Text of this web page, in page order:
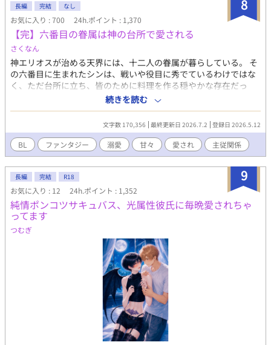
物語】 →強制・連続絶頂、潮吹き、甘々、ハッピーエンド 【九蓮
宝灯】 →鬼畜、イラマチオ、潮吹き、前立腺、連続絶頂、失神、
ハッピーエンド(多分) 【2憶4000万の男】 →焦らし、攻フェラ、
メンソール、強制・連続絶頂、前立腺、潮吹き、(洗脳？)、ハッ
ピーエンド？ 【スイングボーイズ】 →3P、攻フェラ、イラマチ
オ、喉イキ、前立腺、強制絶頂、潮吹き、呼吸管理、ハッピーエ
ンド 【物実の鏡】 →続編（冒険の書）、じれじれ後甘々、ストー
リーメイン、ハッピーエンド 【蓼食う虫も好き好き】 →催淫、連
続絶頂、潮吹き、素股、青姦、甘め、ハッピーエンド 【皇帝ペン
ギン】 →ほんのりハーレム、攻フェラ、前立腺、連続・強制絶
頂、潮吹き、溺愛鬼畜、ハッピーエンド 【開発事業は突然に】 →
視姦オナ、イラマチオ、結腸、メスイキ、前立腺、連続絶頂、強
制絶頂、鬼畜、ハッピーエンド 【部屋とワセリンと鋏】 →前立
腺、失神、強制・連続絶頂、巨根、結腸、溺愛鬼畜、ハッピーエ
ンド 【しょうがあるけどしょうがない】 →敬語攻、鬼畜、ビッチ
受、山芋、生姜(フィギング)、前立腺、強制・連続絶頂、ハッピ
ーエンド 【頭が痛いと言ってくれ！】 →催眠(脳イキ)、焦らし、
強制・連続絶頂、潮吹き、ハッピーエンド エロだけ欲しい方は*
マークを探してください。 プロットもなければ登場人物も全く考
えずに書き進める行き当たりばったり作品ばかりです。 容姿の描
写を省くことが多いのでお好みに合わせて妄想力を滾らせてくだ
さい。 導入が長いことが増えてきたので、開始時は1週間くらい
放置したらちょうどいいと思います。 ストーリーなんていらね
ぇ、ただエロが読みたいんだ。って時、覗いてやってください。
少しでも楽しんでいただけると幸いです。
8
長編 完結 なし
お気に入り : 700 24h.ポイント : 1,370
【完】六番目の眷属は神の台所で愛される
さくなん
神エリオスが治める天界には、十二人の眷属が暮らしている。 そ
の六番目に生まれたシンは、戦いや役目に秀でているわけではな
く、ただ台所に立ち、皆のために料理を作る穏やかな存在だっ
た。 シンの作る食事に惹かれて集まる眷属たち。 年少のルカやユ
ウは特に懐き、上位の眷属たちも気づけば彼の周りで過ごす時間
を当たり前にしていた。そんな中、主神エリオスだけは誰よりも
静かに、けれど確かにシンを見つめ続けていた。みんなに等しく
優しい神でありながら、ほんの少しだけシンに甘い。ある日、天
界の結界が揺らぐ事件が起きる。 その異変を、シンは無意識に鎮
めてしまう。それをきっかけに明かされていくのは、「六番目」
にだけ与えられた特別な役割。 シンはただ愛されていたのではな
く、天界そのものを穏やかに保つ“境目の存在”だった。眷属たち
に囲まれながら、少しずつ自分の力と向き合うシン。 そして、長
い時を生きる神エリオスが、なぜ最初からシンだけを少し特別に
見つめていたのか。穏やかな日常の中で育つ、静かな恋。 世界を
支える力と、ひとつの居場所を巡る、優しいファンタジーBL。
続きを読む
文字数 170,356 最終更新日 2026.7.2 登録日 2026.5.12
BL ファンタジー 溺愛 甘々 愛され 主従関係
9
長編 完結 R18
お気に入り : 12 24h.ポイント : 1,352
純情ポンコツサキュバス、光属性彼氏に毎晩愛されちゃ
ってます
つむぎ